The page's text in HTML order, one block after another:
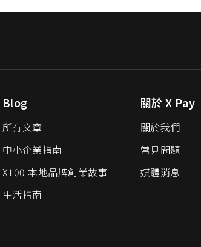
Blog
所有文章
中小企業指南
X100 本地品牌創業故事
生活指南
關於 X Pay
關於我們
常見問題
媒體消息